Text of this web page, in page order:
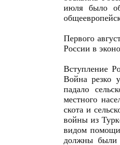
июля было
Первого
России в
Вступление
Война резко
падало
местного
скота и
войны из
видом помощи
должны были